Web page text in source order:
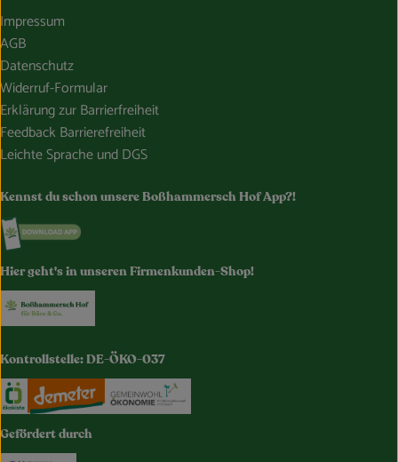
Impressum
AGB
Datenschutz
Widerruf-Formular
Erklärung zur Barrierfreiheit
Feedback Barrierefreiheit
Leichte Sprache und DGS
Kennst du schon unsere Boßhammersch Hof App?!
Externer Link zu https://www.bosshammersch-
Hier geht's in unseren Firmenkunden-Shop!
Kontrollstelle: DE-ÖKO-037
Externer Link zu https://www.oekokiste.de/
Externer Link zu https://www.demeter.de/
Gefördert durch